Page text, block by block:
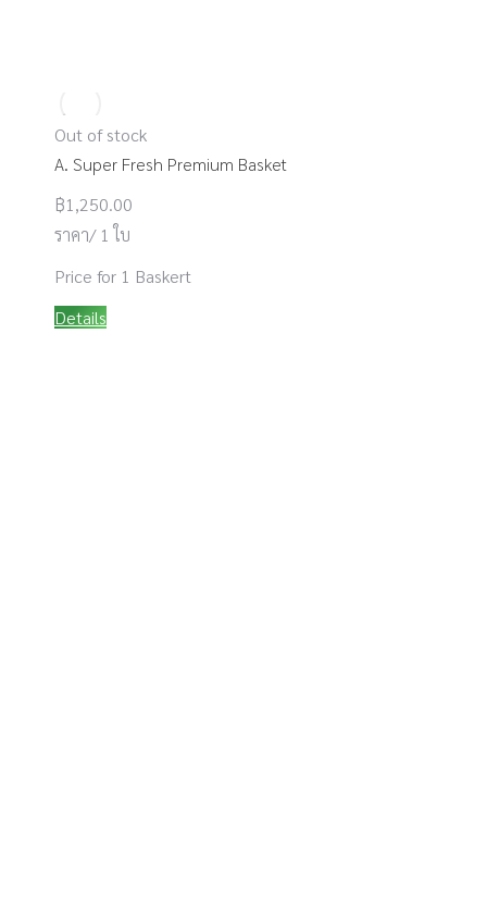
Out of stock
A. Super Fresh Premium Basket
฿1,250.00
ราคา/ 1 ใบ
Price for 1 Baskert
Details